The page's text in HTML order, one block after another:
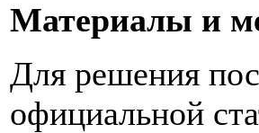
Материалы и
Для решения
официальной